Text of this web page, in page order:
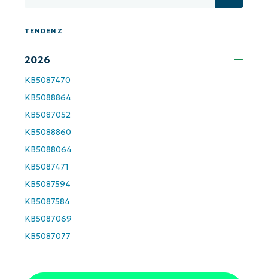
TENDENZ
2026
KB5087470
KB5088864
KB5087052
KB5088860
KB5088064
KB5087471
KB5087594
KB5087584
KB5087069
KB5087077
Land
name*